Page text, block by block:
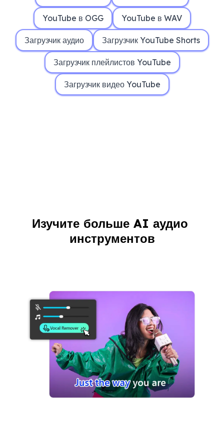
YouTube в OGG YouTube в WAV
Загрузчик аудио Загрузчик YouTube Shorts
Загрузчик плейлистов YouTube
Загрузчик видео YouTube
Изучите больше AI аудио
инструментов